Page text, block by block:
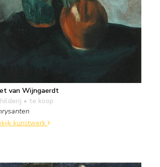
van Wijngaerdt
• te koop
kunstwerk